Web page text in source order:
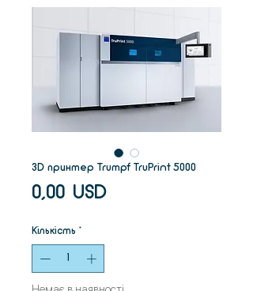
3D принтер Trumpf TruPrint 5000
0,00 USDЦіна
Кількість *